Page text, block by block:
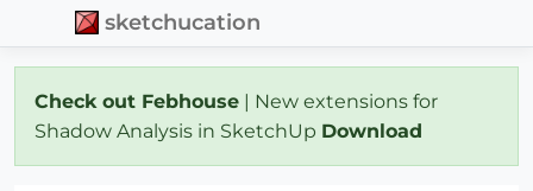
sketchucation
Check out Febhouse | New extensions for
Shadow Analysis in SketchUp Download